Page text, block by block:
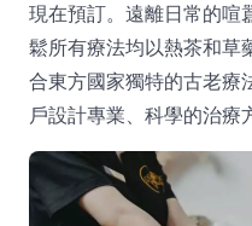
現在預訂。遠離日常的喧
鬆所有療法均以熱茶和草
合東方國家獨特的古老療
戶設計專業、科學的治療